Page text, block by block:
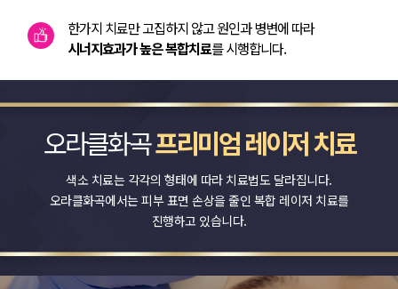
한가지 치료만 고집하지 않고 원인과 병변에 따라
시너지효과가 높은 복합치료를 시행합니다.
오라클화곡프리미엄 레이저 치료
색소 치료는 각각의 형태에 따라 치료법도 달라집니다.
오라클화곡에서는 피부 표면 손상을 줄인 복합 레이저 치료를
진행하고 있습니다.